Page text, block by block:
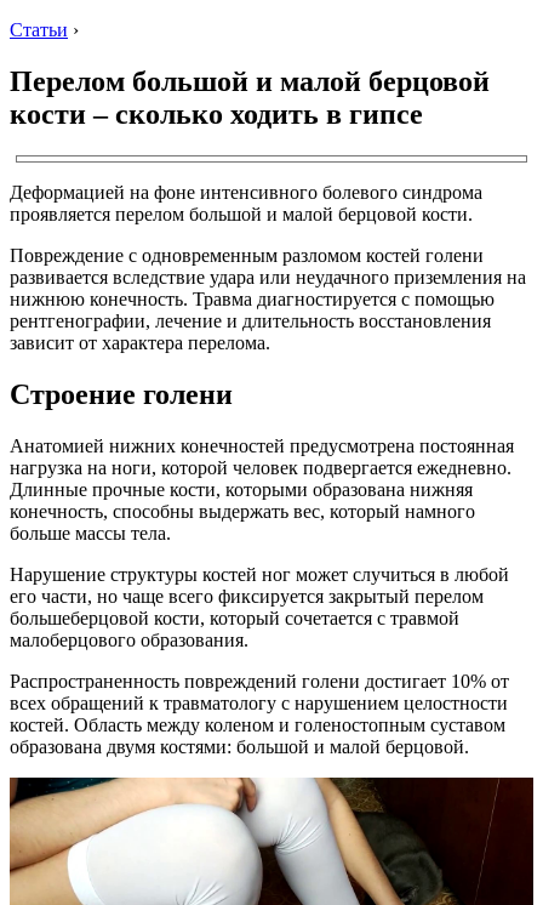
Статьи ›
Перелом большой и малой берцовой
кости – сколько ходить в гипсе
Деформацией на фоне интенсивного болевого синдрома
проявляется перелом большой и малой берцовой кости.
Повреждение с одновременным разломом костей голени
развивается вследствие удара или неудачного приземления на
нижнюю конечность. Травма диагностируется с помощью
рентгенографии, лечение и длительность восстановления
зависит от характера перелома.
Строение голени
Анатомией нижних конечностей предусмотрена постоянная
нагрузка на ноги, которой человек подвергается ежедневно.
Длинные прочные кости, которыми образована нижняя
конечность, способны выдержать вес, который намного
больше массы тела.
Нарушение структуры костей ног может случиться в любой
его части, но чаще всего фиксируется закрытый перелом
большеберцовой кости, который сочетается с травмой
малоберцового образования.
Распространенность повреждений голени достигает 10% от
всех обращений к травматологу с нарушением целостности
костей. Область между коленом и голеностопным суставом
образована двумя костями: большой и малой берцовой.